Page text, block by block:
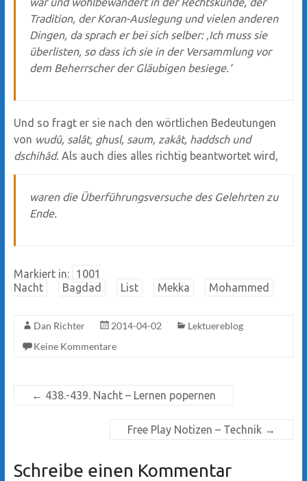
Tradition, der Koran-Auslegung und vielen anderen
Dingen, da sprach er bei sich selber: ‚Ich muss sie
überlisten, so dass ich sie in der Versammlung vor
dem Beherrscher der Gläubigen besiege.‘
Und so fragt er sie nach den wörtlichen Bedeutungen
von wudû, salât, ghusl, saum, zakât, haddsch und
dschihâd. Als auch dies alles richtig beantwortet wird,
waren die Überführungsversuche des Gelehrten zu
Ende.
Markiert in:
1001
Nacht
Bagdad List Mekka Mohammed
Dan Richter 2014-04-02
Lektuereblog
Keine Kommentare
← 438.-439. Nacht – Lernen popernen
Free Play Notizen – Technik →
Schreibe einen Kommentar